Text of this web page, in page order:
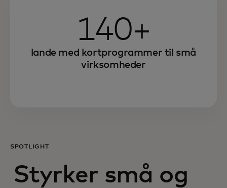
140+
lande med kortprogrammer til små
virksomheder
SPOTLIGHT
Styrker små og